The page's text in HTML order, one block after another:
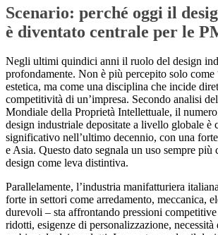
Scenario: perché oggi il
è diventato centrale per le
Negli ultimi quindici anni il ruolo del design
profondamente. Non è più percepito solo
estetica, ma come una disciplina che incide
competitività di un’impresa. Secondo analisi
Mondiale della Proprietà Intellettuale, il
design industriale depositate a livello globale è
significativo nell’ultimo decennio, con una
e Asia. Questo dato segnala un uso sempre più
design come leva distintiva.
Parallelamente, l’industria manifatturiera
forte in settori come arredamento, meccanica,
durevoli – sta affrontando pressioni
ridotti, esigenze di personalizzazione,